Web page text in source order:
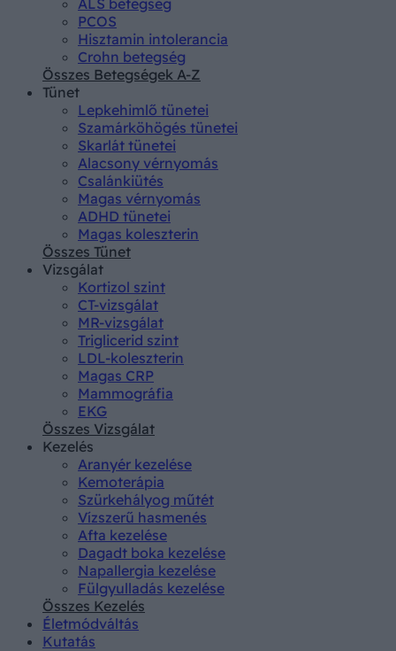
PCOS
Hisztamin intolerancia
Crohn betegség
Összes Betegségek A-Z
Tünet
Lepkehimlő tünetei
Szamárköhögés tünetei
Skarlát tünetei
Alacsony vérnyomás
Csalánkiütés
Magas vérnyomás
ADHD tünetei
Magas koleszterin
Összes Tünet
Vizsgálat
Kortizol szint
CT-vizsgálat
MR-vizsgálat
Triglicerid szint
LDL-koleszterin
Magas CRP
Mammográfia
EKG
Összes Vizsgálat
Kezelés
Aranyér kezelése
Kemoterápia
Szürkehályog műtét
Vízszerű hasmenés
Afta kezelése
Dagadt boka kezelése
Napallergia kezelése
Fülgyulladás kezelése
Összes Kezelés
Életmódváltás
Kutatás